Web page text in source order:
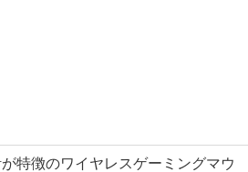
特徴のワイヤレスゲーミングマウ